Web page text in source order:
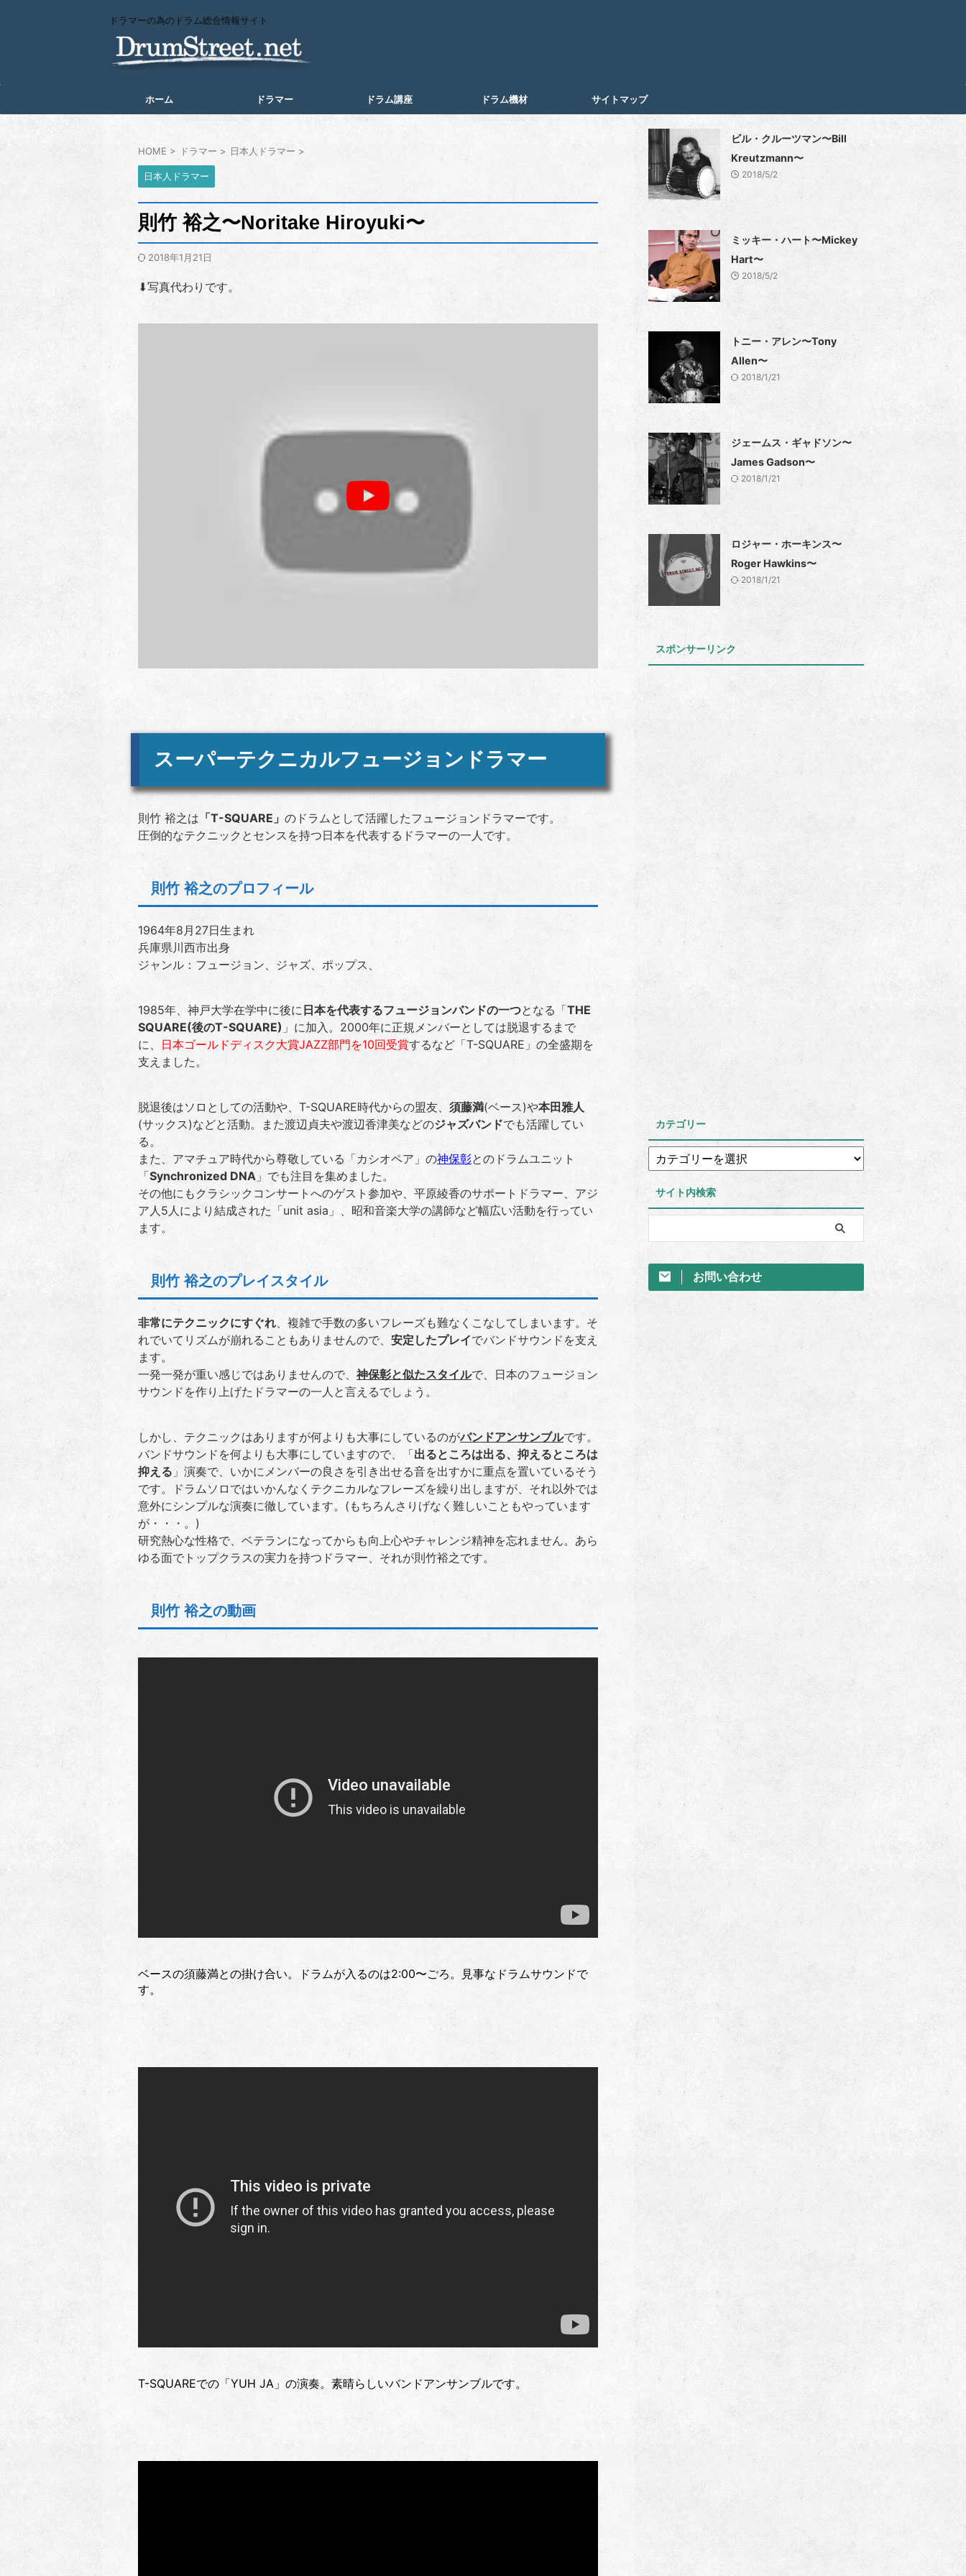
ドラマーの為のドラム総合情報サイト
ホーム ドラマー ドラム講座 ドラム機材 サイトマップ
HOME > ドラマー > 日本人ドラマー >
日本人ドラマー
則竹 裕之〜Noritake Hiroyuki〜
2018年1月21日
⬇︎写真代わりです。
スーパーテクニカルフュージョンドラマー
則竹 裕之は「T-SQUARE」 のドラムとして活躍したフュージョンドラマーです。
圧倒的なテクニックとセンスを持つ日本を代表するドラマーの一人です。
則竹 裕之のプロフィール
1964年8月27日生まれ
兵庫県川西市出身
ジャンル：フュージョン、ジャズ、ポップス、
1985年、神戸大学在学中に後に日本を代表するフュージョンバンドの一つとなる「THE
SQUARE(後のT-SQUARE) 」に加入。2000年に正規メンバーとしては脱退するまで
に、 日本ゴールドディスク大賞JAZZ部門を10回受賞するなど「T-SQUARE」の全盛期を
支えました。
脱退後はソロとしての活動や、T-SQUARE時代からの盟友、 須藤満(ベース)や本田雅人
(サックス)などと活動。また渡辺貞夫や渡辺香津美などのジャズバンドでも活躍してい
る。
また、アマチュア時代から尊敬している「カシオペア」の神保彰とのドラムユニット
「Synchronized DNA 」でも注目を集めました。
その他にもクラシックコンサートへのゲスト参加や、平原綾香のサポートドラマー、アジ
ア人5人により結成された「unit asia」、昭和音楽大学の講師など幅広い活動を行ってい
ます。
則竹 裕之のプレイスタイル
非常にテクニックにすぐれ、複雑で手数の多いフレーズも難なくこなしてしまいます。そ
れでいてリズムが崩れることもありませんので、 安定したプレイでバンドサウンドを支え
ます。
一発一発が重い感じではありませんので、 神保彰と似たスタイルで、日本のフュージョン
サウンドを作り上げたドラマーの一人と言えるでしょう。
しかし、テクニックはありますが何よりも大事にしているのがバンドアンサンブルです。
バンドサウンドを何よりも大事にしていますので、「出るところは出る、抑えるところは
抑える 」演奏で、いかにメンバーの良さを引き出せる音を出すかに重点を置いているそう
です。ドラムソロではいかんなくテクニカルなフレーズを繰り出しますが、それ以外では
意外にシンプルな演奏に徹しています。(もちろんさりげなく難しいこともやっています
が・・・。)
研究熱心な性格で、ベテランになってからも向上心やチャレンジ精神を忘れません。あら
ゆる面でトップクラスの実力を持つドラマー、それが則竹裕之です。
則竹 裕之の動画
ベースの須藤満との掛け合い。ドラムが入るのは2:00〜ごろ。見事なドラムサウンドで
す。
T-SQUAREでの「YUH JA」の演奏。素晴らしいバンドアンサンブルです。
ビル・クルーツマン〜Bill
Kreutzmann〜
2018/5/2
ミッキー・ハート〜Mickey
Hart〜
2018/5/2
トニー・アレン〜Tony
Allen〜
2018/1/21
ジェームス・ギャドソン〜
James Gadson〜
2018/1/21
ロジャー・ホーキンス〜
Roger Hawkins〜
2018/1/21
スポンサーリンク
カテゴリー
サイト内検索
お問い合わせ